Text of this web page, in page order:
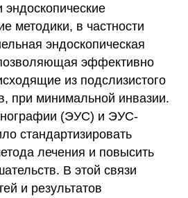
эндоскопические
методики, в частности
эндоскопическая
эффективно
из подслизистого
при минимальной инвазии.
(ЭУС) и ЭУС-
стандартизировать
лечения и повысить
В этой связи
и результатов